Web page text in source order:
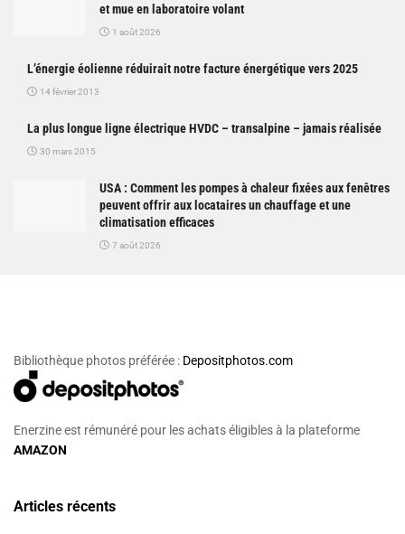
et mue en laboratoire volant
1 août 2026
L’énergie éolienne réduirait notre facture énergétique vers 2025
14 février 2013
La plus longue ligne électrique HVDC – transalpine – jamais réalisée
30 mars 2015
USA : Comment les pompes à chaleur fixées aux fenêtres
peuvent offrir aux locataires un chauffage et une
climatisation efficaces
7 août 2026
Bibliothèque photos préférée : Depositphotos.com
Enerzine est rémunéré pour les achats éligibles à la plateforme
AMAZON
Articles récents